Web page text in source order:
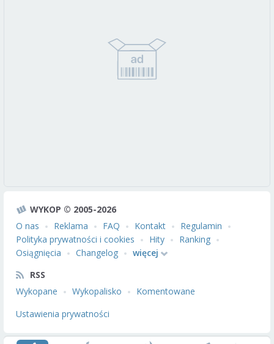
WYKOP © 2005-2026
O nas
Reklama FAQ Kontakt
Regulamin
Polityka prywatności i cookies
Hity
Ranking
Osiągnięcia
Changelog
więcej
RSS
Wykopane
Wykopalisko
Komentowane
Ustawienia prywatności